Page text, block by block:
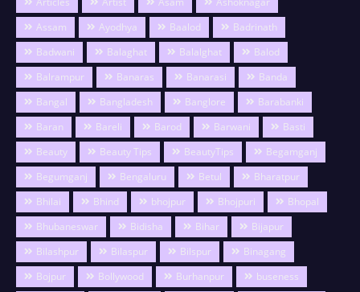
Assam
Ayodhya Baalod
Badrinath
Badwani
Balaghat Balalghat
Balod
Balrampur
Banaras Banarasi
Banda
Bangal
Bangladesh Banglore
Barabanki
Baran
Bareli Barod Barwani
Basti
Beauty
Beauty Tips BeautyTips
Begamganj
Begumganj
Bengaluru Betul
Bharatpur
Bhilai
Bhind bhojpur Bhojpuri
Bhopal
Bhubaneswar
Bidisha Bihar
Bijapur
Bilashpur
Bilaspur Bilspur
Binagang
Bojpur
Bollywood Burhanpur
buseness